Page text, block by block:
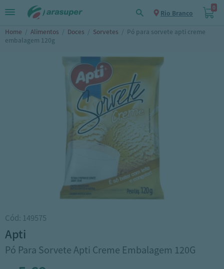
Rio Branco
0
Home / Alimentos / Doces / Sorvetes / Pó para sorvete apti creme
embalagem 120g
Cód: 149575
apti
Pó Para Sorvete Apti Creme Embalagem 120G